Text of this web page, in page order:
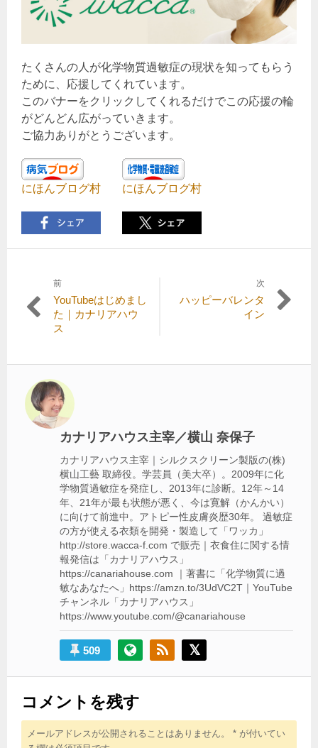
たくさんの人が化学物質過敏症の現状を知ってもらう
ために、応援してくれています。
このバナーをクリックしてくれるだけでこの応援の輪
がどんどん広がっていきます。
ご協力ありがとうございます。
にほんブログ村 にほんブログ村
稿
ゲ
ー
シ
前
前
の
記
YouTubeはじめまし
た｜カナリアハウ
ス
次
ハッピーバレンタ
イン
カナリアハウス主宰／横山 奈保子
カナリアハウス主宰｜シルクスクリーン製版の(株)
横山工藝 取締役。学芸員（美大卒）。2009年に化
学物質過敏症を発症し、2013年に診断。12年～14
年、21年が最も状態が悪く、今は寛解（かんかい）
に向けて前進中。アトピー性皮膚炎歴30年。 過敏症
の方が使える衣類を開発・製造して「ワッカ」
http://store.wacca-f.com で販売｜衣食住に関する情
報発信は「カナリアハウス」
https://canariahouse.com ｜著書に「化学物質に過
敏なあなたへ」https://amzn.to/3UdVC2T｜YouTube
チャンネル「カナリアハウス」
https://www.youtube.com/@canariahouse
509
コメントを残す
メールアドレスが公開されることはありません。 * が付いてい